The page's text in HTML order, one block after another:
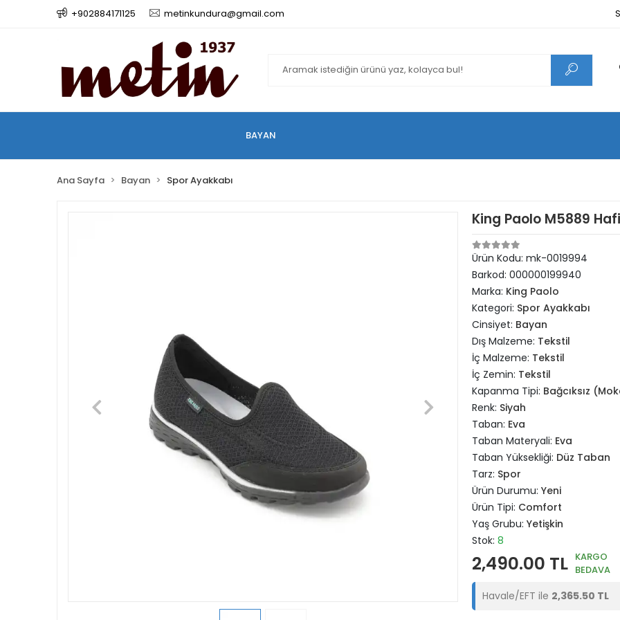
+902884171125 metinkundura@gmail.com
BAYAN
Ana Sayfa Bayan Spor Ayakkabı
King Paolo M5889
Ürün Kodu: mk-0019994
Barkod: 000000199940
Marka: King Paolo
Kategori: Spor Ayakkabı
Cinsiyet: Bayan
Dış Malzeme: Tekstil
İç Malzeme: Tekstil
İç Zemin: Tekstil
Kapanma Tipi: Bağcıksız
Renk: Siyah
Taban: Eva
Taban Materyali: Eva
Taban Yüksekliği: Düz Taban
Tarz: Spor
Ürün Durumu: Yeni
Ürün Tipi: Comfort
Yaş Grubu: Yetişkin
Stok: 8
2,490.00 TL KARGO
BEDAVA
Havale/EFT ile 2,365.50 TL